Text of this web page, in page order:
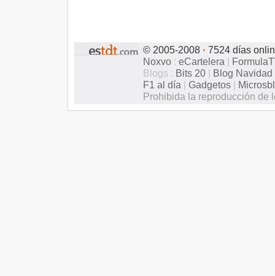
© 2005-2008 · 7524 días
Noxvo : eCartelera |
Blogs : Bits 20 | Blog Navidad
F1 al día | Gadgetos |
Prohibida la reproducción de